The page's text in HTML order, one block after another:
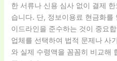
한 서류나 신용 심사 없이 결제
습니다. 단, 정보이용료 현금화
이드라인을 준수하는 것이 중요
업체를 선택하여 법적 문제나 사
와 실제 수령액을 꼼꼼히 비교해